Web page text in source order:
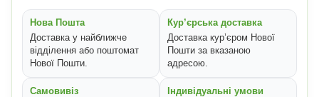
Нова Пошта
Доставка у найближче
відділення або поштомат
Нової Пошти.
Кур’єрська доставка
Доставка кур’єром Нової
Пошти за вказаною
адресою.
Самовивіз
Індивідуальні умови